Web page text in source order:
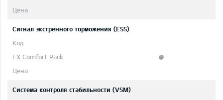
Сигнал экстренного торможения (ESS)
Система контроля стабильности (VSM)